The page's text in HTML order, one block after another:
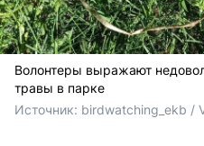
Волонтеры выражают
травы в парке
Источник: birdwatching_ekb /